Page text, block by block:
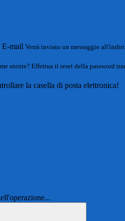
E-mail Verrà inviato un messaggio
utente? Effettua il reset della password
la casella di posta elettronica!